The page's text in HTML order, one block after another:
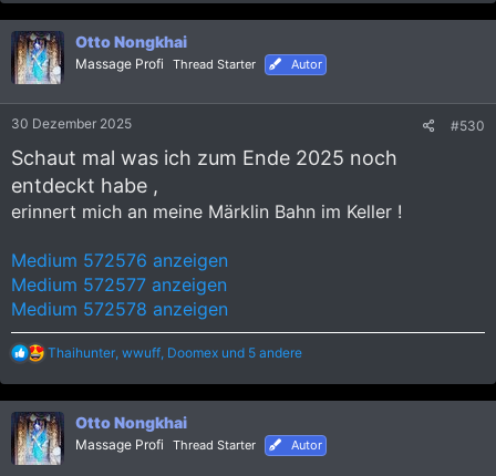
a
k
t
i
o
n
Otto Nongkhai
Massage Profi Thread Starter Autor
30 Dezember 2025 #530
Schaut mal was ich zum Ende 2025 noch
entdeckt habe ,
erinnert mich an meine Märklin Bahn im Keller !
Medium 572576 anzeigen
Medium 572577 anzeigen
Medium 572578 anzeigen
R
a
k
t
i
o
Thaihunter, wwuff, Doomex und 5 andere
Otto Nongkhai
Massage Profi Thread Starter Autor